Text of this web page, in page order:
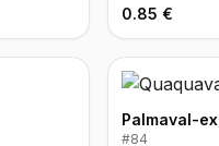
0.85 €
Palmaval-ex
#84